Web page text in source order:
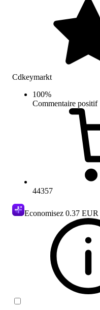
Cdkeymarkt
100%
Commentaire positif
44357
Economisez 0.37 EUR